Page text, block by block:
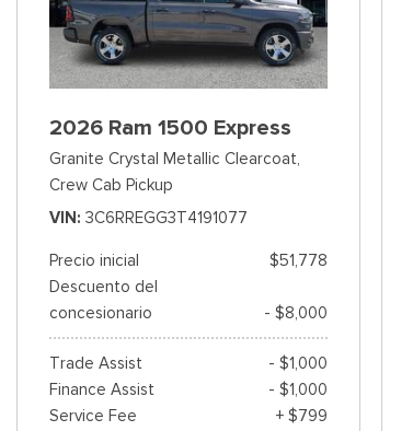
2026 Ram 1500 Express
Granite Crystal Metallic Clearcoat,
Crew Cab Pickup
VIN 3C6RREGG3T4191077
Precio inicial
$51,778
Descuento del
concesionario
- $8,000
Trade Assist
- $1,000
Finance Assist
- $1,000
Service Fee
+ $799